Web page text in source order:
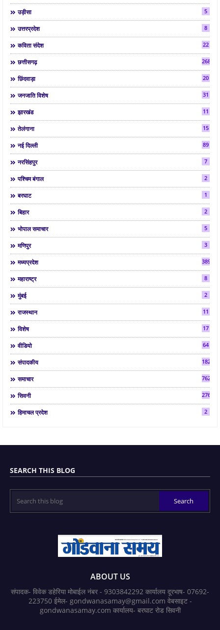
उड़ीसा 5
उत्तरप्रदेश 8
कविता संदेश 22
छत्तीसगढ़ 268
छिंदवाड़ा 20
जनजाति विशेष 31
झारखंड 11
तेलंगाना 15
नई दिल्ली 89
नरसिंहपुर 7
पश्चिम बंगाल 2
बरघाट 1
बिहार 2
भोपाल समाचार 5
मणिपुर 3
मध्यप्रदेश 3892
महाराष्ट्र 8
मुंबई 2
राजस्थान 11
विशेष 17
वीडियो 64
संपादकीय 182
समाचार 7624
सिवनी 2763
हिमाचल प्रदेश 2
SEARCH THIS BLOG
ABOUT US
संपादक- विवेक डहेरिया मोबाईल नंबर - 9303842292 कार्यालय दूरभाष- 07692-
223750 ईमेल- gondwanasamay@gmail.com वेबसाइट -
gondwanasamay.com कार्यालय- बरघाट रोड सिवनी